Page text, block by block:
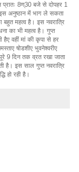
प्रातः 8ण्30 बजे से दोपहर 1
अनुष्ठान में भाग ले सकता
बहुत महत्व है। इस नवरात्रि
का भी महत्व है। गुप्त
हैए वहीं मां की कृपा से हर
षोडशीए भुवनेश्वरीए
9 दिन तक व्रत रखा जाता
है। इस साल गुप्त नवरात्रि
हो रही है।